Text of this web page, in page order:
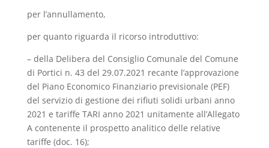
per l’annullamento,
per quanto riguarda il ricorso introduttivo:
– della Delibera del Consiglio Comunale del Comune
di Portici n. 43 del 29.07.2021 recante l’approvazione
del Piano Economico Finanziario previsionale (PEF)
del servizio di gestione dei rifiuti solidi urbani anno
2021 e tariffe TARI anno 2021 unitamente all’Allegato
A contenente il prospetto analitico delle relative
tariffe (doc. 16);